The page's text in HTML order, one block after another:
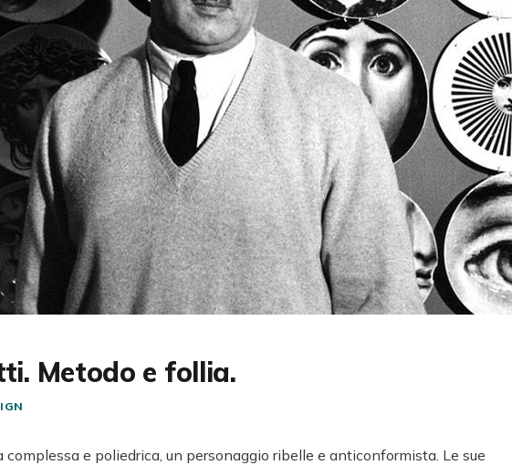
Metodo e follia.
complessa e poliedrica, un personaggio ribelle e anticonformista. Le sue